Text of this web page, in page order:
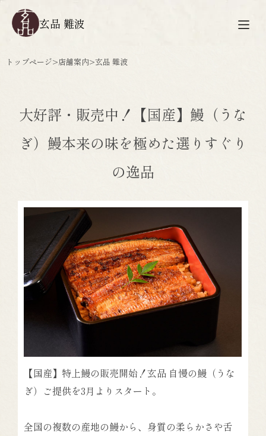
玄品 難波
トップページ>店舗案内>玄品 難波
大好評・販売中！【国産】鰻（うな
ぎ）鰻本来の味を極めた選りすぐり
の逸品
【国産】特上鰻の販売開始！玄品 自慢の鰻（うな
ぎ）ご提供を3月よりスタート。
全国の複数の産地の鰻から、身質の柔らかさや舌